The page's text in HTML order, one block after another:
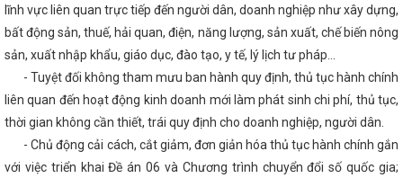
cường hợp tác với Thành phố Huế về triển khai hoạt động Khoa
Ứng xử với tin giả trên môi trường mạng internet như thế nào?
Hà Tĩnh đến người tiêu dùng
Thành phố Hà Tĩnh một thế kỷ
hợp tác giữa TP Hồ Chí Minh với các tỉnh Bắc Trung Bộ và phía Bắc
Tĩnh ước đạt 8,78%, xếp thứ nhất Bắc Trung Bộ
Tập huấn kiến
nghiệp nông thôn, phổ biến văn bản pháp luật về cụm công
kỳ 2021-2026 thông qua 369 nghị quyết
Hà Tĩnh có 6 dự án
mừng Đại hội XIV của Đảng
Kế hoạch triển khai thực hiện Nghị
10/2024 của Chính phủ; Kế hoạch số 322-KH/TU ngày 10/01/2025
Chỉ thị số 31-CT/TW ngày 19/3/2024 của Ban Bí thư Trung ương
cường sự
An toàn khi mua bán hàng hóa trong thương mại
lĩnh vực liên quan trực tiếp đến người dân, doanh nghiệp như xây dựng,
bất động sản, thuế, hải quan, điện, năng lượng, sản xuất, chế biến nông
sản, xuất nhập khẩu, giáo dục, đào tạo, y tế, lý lịch tư pháp...
- Tuyệt đối không tham mưu ban hành quy định, thủ tục hành chính
liên quan đến hoạt động kinh doanh mới làm phát sinh chi phí, thủ tục,
thời gian không cần thiết, trái quy định cho doanh nghiệp, người dân.
- Chủ động cải cách, cắt giảm, đơn giản hóa thủ tục hành chính gắn
với việc triển khai Đề án 06 và Chương trình chuyển đổi số quốc gia;